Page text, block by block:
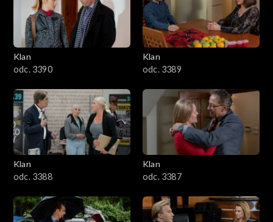
2801–2900
2701–2800
2501–2600
2401–2500
2301–2400
2201–2300
Klan
odc. 3390
Klan
odc. 3389
Klan
odc. 3388
Klan
odc. 3387